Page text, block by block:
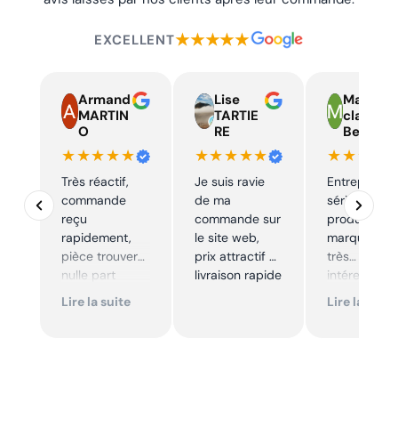
EXCELLENT★★★★★
Armand
MARTIN
O
★★★★★
Très réactif,
commande
reçu
rapidement,
pièce trouver
nulle part
ailleurs et
Lire la suite
Lise
TARTIE
RE
★★★★★
Je suis ravie
de ma
commande sur
le site web,
prix attractif et
livraison rapide
Marie
claire
Beelen
Entreprise
sérieuse,
produits de
marque à
très
Excellent
Lire la suite